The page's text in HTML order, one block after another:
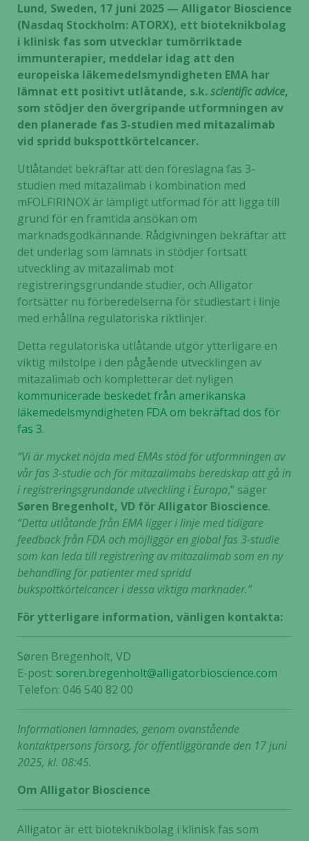
Lund, Sweden, 17 juni 2025 — Alligator Bioscience
(Nasdaq Stockholm: ATORX), ett bioteknikbolag
i klinisk fas som utvecklar tumörriktade
immunterapier, meddelar idag att den
europeiska läkemedelsmyndigheten EMA har
lämnat ett positivt utlåtande, s.k.scientific advice,
som stödjer den övergripande utformningen av
den planerade fas 3-studien med mitazalimab
vid spridd bukspottkörtelcancer.
Utlåtandet bekräftar att den föreslagna fas 3-
studien med mitazalimab i kombination med
mFOLFIRINOX är lämpligt utformad för att ligga till
grund för en framtida ansökan om
marknadsgodkännande. Rådgivningen bekräftar att
det underlag som lämnats in stödjer fortsatt
utveckling av mitazalimab mot
registreringsgrundande studier, och Alligator
fortsätter nu förberedelserna för studiestart i linje
med erhållna regulatoriska riktlinjer.
Detta regulatoriska utlåtande utgör ytterligare en
viktig milstolpe i den pågående utvecklingen av
mitazalimab och kompletterar det nyligen
kommunicerade beskedet från amerikanska
läkemedelsmyndigheten FDA om bekräftad dos för
fas 3.
“Vi är mycket nöjda med EMAs stöd för utformningen av
vår fas 3-studie och för mitazalimabs beredskap att gå in
i registreringsgrundande utveckling i Europa,” säger
Søren Bregenholt, VD för Alligator Bioscience.
“Detta utlåtande från EMA ligger i linje med tidigare
feedback från FDA och möjliggör en global fas 3-studie
som kan leda till registrering av mitazalimab som en ny
behandling för patienter med spridd
bukspottkörtelcancer i dessa viktiga marknader.”
För ytterligare information, vänligen kontakta:
Søren Bregenholt, VD
E-post: soren.bregenholt@alligatorbioscience.com
Telefon: 046 540 82 00
Informationen lämnades, genom ovanstående
kontaktpersons försorg, för offentliggörande den 17 juni
2025, kl. 08:45.
Om Alligator Bioscience
Alligator är ett bioteknikbolag i klinisk fas som